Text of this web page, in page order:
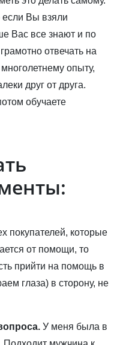
если Вы взяли
Вас все знают и по
отвечать на
опыту,
друг от друга.
обучаете
покупателей, которые
от помощи, то
прийти на помощь в
глаза) в сторону, не
У меня была в